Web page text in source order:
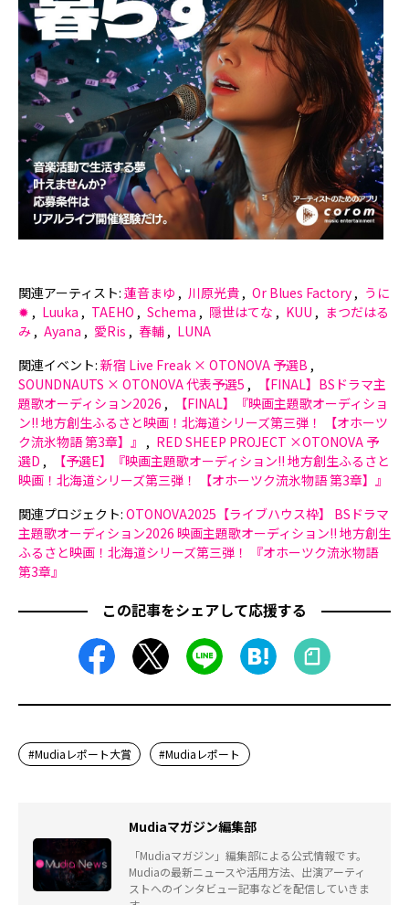
関連アーティスト: 蓮音まゆ 川原光貴 Or Blues Factory
うに
✹‪
Luuka TAEHO Schema 隠世はてな KUU
まつだはる
み
Ayana 愛Ris 春輔
LUNA
関連イベント: 新宿 Live Freak × OTONOVA 予選B
SOUNDNAUTS × OTONOVA 代表予選5
【FINAL】BSドラマ主
題歌オーディション2026
【FINAL】『映画主題歌オーディショ
ン!! 地方創生ふるさと映画！北海道シリーズ第三弾！ 【オホーツ
ク流氷物語 第3章】』
RED SHEEP PROJECT ×OTONOVA 予
選D
【予選E】『映画主題歌オーディション!! 地方創生ふるさと
映画！北海道シリーズ第三弾！ 【オホーツク流氷物語 第3章】』
関連プロジェクト: OTONOVA2025【ライブハウス枠】 BSドラマ
主題歌オーディション2026 映画主題歌オーディション!! 地方創生
ふるさと映画！北海道シリーズ第三弾！ 『オホーツク流氷物語
第3章』
この記事をシェアして応援する
#Mudiaレポート大賞 #Mudiaレポート
Mudiaマガジン編集部
「Mudiaマガジン」編集部による公式情報です。
Mudiaの最新ニュースや活用方法、出演アーティ
ストへのインタビュー記事などを配信していきま